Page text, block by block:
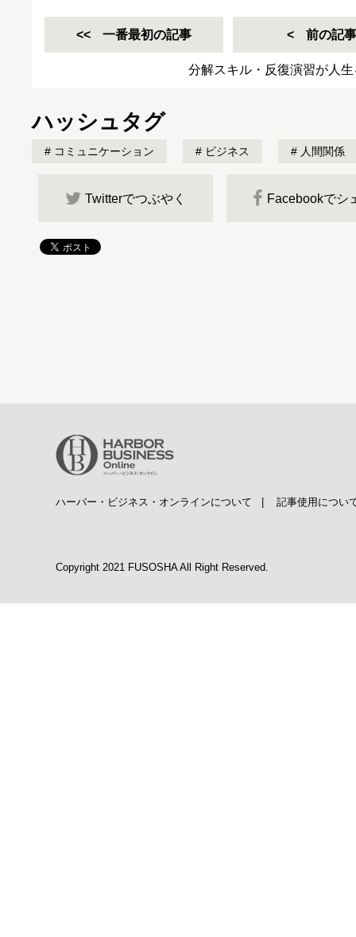
一番最初の記事 前の記事
分解スキル・反復演習が人
ハッシュタグ
コミュニケーション ビジネス 人間関係
Twitterでつぶやく Facebookでシ
ハーバー・ビジネス・オンラインについて 記事使用につい
Copyright 2021 FUSOSHA All Right Reserved.